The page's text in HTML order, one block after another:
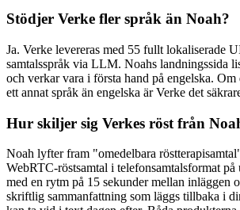
Stödjer Verke fler språk än Noah?
Ja. Verke levereras med 55 fullt lokaliserade
samtalsspråk via LLM. Noahs landningssida
och verkar vara i första hand på engelska. Om
ett annat språk än engelska är Verke det
Hur skiljer sig Verkes röst från
Noah lyfter fram "omedelbara
WebRTC-röstsamtal i telefonsamtalsformat
med en rytm på 15 sekunder mellan inläggen
skriftlig sammanfattning som läggs tillbaka i